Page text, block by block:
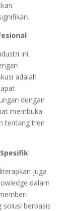
ini.
adalah
dengan
membuka
tentang tren
juga
dalam
solusi berbasis